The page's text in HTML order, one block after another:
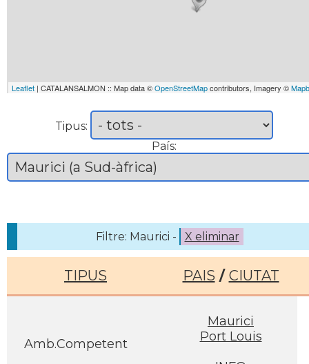
Leaflet | CATALANSALMON :: Map data ©OpenStreetMapcontributors, Imagery ©
Tipus:
País:
Filtre: Maurici - X eliminar
TIPUS PAIS / CIUTAT
Amb.Competent
Maurici
Port Louis